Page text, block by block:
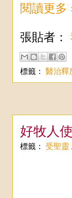
閱讀更多
張貼者：
標籤： 醫治釋
好牧人
標籤： 受聖靈